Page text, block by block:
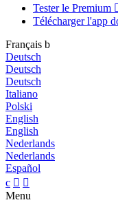
Tester le Premium
Télécharger l'app
Français b
Deutsch
Deutsch
Deutsch
Italiano
Polski
English
English
Nederlands
Nederlands
Español
c  
Menu